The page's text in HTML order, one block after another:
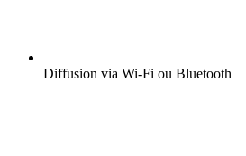
Diffusion via Wi-Fi ou Bluetooth